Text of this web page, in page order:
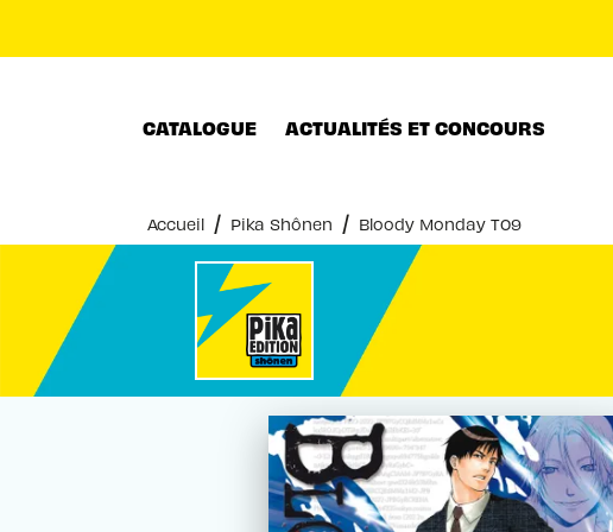
CATALOGUE ACTUALITÉS ET CONCOURS
Accueil / Pika Shônen / Bloody Monday T09